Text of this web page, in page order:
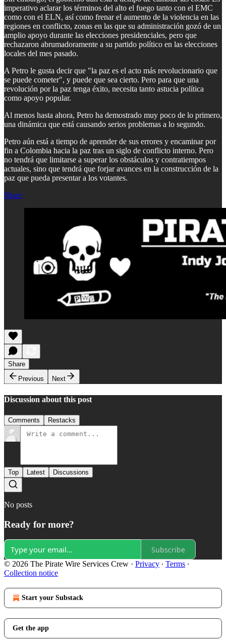
imperativo aclarar los términos del alto el fuego tanto con el EMC
como con el ELN, así como frenar el aumento de la violencia en las
regiones en conflicto, zonas en las que su administración gozó de un
amplio apoyo durante las elecciones presidenciales, pero que
rechazaron abrumadoramente a su partido político en las elecciones
locales del mes pasado.
A Petro le gusta decir que "la paz es el acto más revolucionario que
se puede cometer", y puede que sea cierto. Pero para que una
revolución por la paz tenga éxito, necesita tanto astucia política
como apoyo popular.
Al menos hasta ahora, Petro ha demostrado muy poco de lo primero,
una dinámica que está causando serios problemas a lo segundo.
Petro aún está a tiempo de aprender de sus errores y encaminar por
fin a Colombia hacia la paz tras un siglo de conflicto interno. Pero
no tendrá que limitarse a superar los obstáculos y contratiempos
actuales, sino que tendrá que forjar avances en la construcción de la
paz que pueda presentar a los votantes.
Share
Share
Previous
Next
Discussion about this post
Comments Restacks
Top Latest Discussions
No posts
Ready for more?
Subscribe
© 2026 The Pirate Wire Services Crew · Privacy ∙ Terms ∙
Collection notice
Start your Substack
Get the app